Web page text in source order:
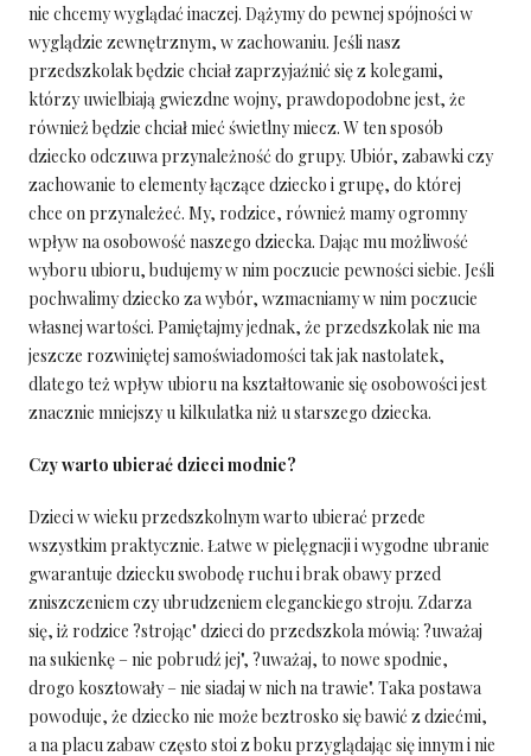
nie chcemy wyglądać inaczej. Dążymy do pewnej spójności w
wyglądzie zewnętrznym, w zachowaniu. Jeśli nasz
przedszkolak będzie chciał zaprzyjaźnić się z kolegami,
którzy uwielbiają gwiezdne wojny, prawdopodobne jest, że
również będzie chciał mieć świetlny miecz. W ten sposób
dziecko odczuwa przynależność do grupy. Ubiór, zabawki czy
zachowanie to elementy łączące dziecko i grupę, do której
chce on przynależeć. My, rodzice, również mamy ogromny
wpływ na osobowość naszego dziecka. Dając mu możliwość
wyboru ubioru, budujemy w nim poczucie pewności siebie. Jeśli
pochwalimy dziecko za wybór, wzmacniamy w nim poczucie
własnej wartości. Pamiętajmy jednak, że przedszkolak nie ma
jeszcze rozwiniętej samoświadomości tak jak nastolatek,
dlatego też wpływ ubioru na kształtowanie się osobowości jest
znacznie mniejszy u kilkulatka niż u starszego dziecka.
Czy warto ubierać dzieci modnie?
Dzieci w wieku przedszkolnym warto ubierać przede
wszystkim praktycznie. Łatwe w pielęgnacji i wygodne ubranie
gwarantuje dziecku swobodę ruchu i brak obawy przed
zniszczeniem czy ubrudzeniem eleganckiego stroju. Zdarza
się, iż rodzice ?strojąc" dzieci do przedszkola mówią: ?uważaj
na sukienkę – nie pobrudź jej", ?uważaj, to nowe spodnie,
drogo kosztowały – nie siadaj w nich na trawie". Taka postawa
powoduje, że dziecko nie może beztrosko się bawić z dziećmi,
a na placu zabaw często stoi z boku przyglądając się innym i nie